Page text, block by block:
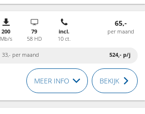
200
Mb/s
79
58 HD
incl.
10 ct.
65,-
per maand
33,- per maand 524,- p/j
MEER INFO BEKIJK